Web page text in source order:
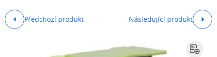
Předchozí produkt Následující produkt